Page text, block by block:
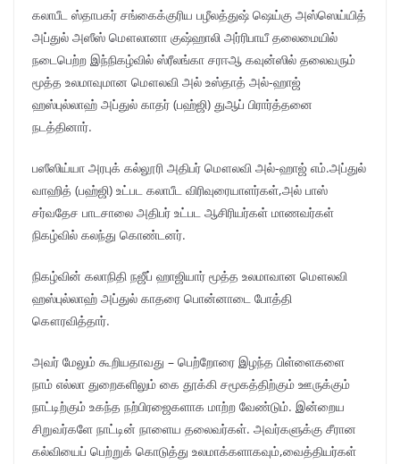
கலாபீட ஸ்தாபகர் சங்கைக்குரிய பழீலத்துஷ் ஷெய்கு அஸ்ஸெய்யித்
அப்துல் அஸீஸ் மௌலானா குஷ்ஹாலி அர்ரிபாயீ தலைமையில்
நடைபெற்ற இந்நிகழ்வில் ஸ்ரீலங்கா சரஈஆ கவுன்ஸில் தலைவரும்
மூத்த உலமாவுமான மௌலவி அல் உஸ்தாத் அல்-ஹாஜ்
ஹஸ்புல்லாஹ் அப்துல் காதர் (பஹ்ஜி) துஆப் பிரார்த்தனை
நடத்தினார்.
பஸீஸிய்யா அரபுக் கல்லூரி அதிபர் மௌலவி அல்-ஹாஜ் எம்.அப்துல்
வாஹித் (பஹ்ஜி) உட்பட கலாபீட விரிவுரையாளர்கள்,அல் பாஸ்
சர்வதேச பாடசாலை அதிபர் உட்பட ஆசிரியர்கள் மாணவர்கள்
நிகழ்வில் கலந்து கொண்டனர்.
நிகழ்வின் கலாநிதி நஜீப் ஹாஜியார் மூத்த உலமாவான மௌலவி
ஹஸ்புல்லாஹ் அப்துல் காதரை பொன்னாடை போத்தி
கௌரவித்தார்.
அவர் மேலும் கூறியதாவது – பெற்றோரை இழந்த பிள்ளைகளை
நாம் எல்லா துறைகளிலும் கை தூக்கி சமூகத்திற்கும் ஊருக்கும்
நாட்டிற்கும் உகந்த நற்பிரஜைகளாக மாற்ற வேண்டும். இன்றைய
சிறுவர்களே நாட்டின் நாளைய தலைவர்கள். அவர்களுக்கு சீரான
கல்வியைப் பெற்றுக் கொடுத்து உலமாக்களாகவும்,வைத்தியர்கள்